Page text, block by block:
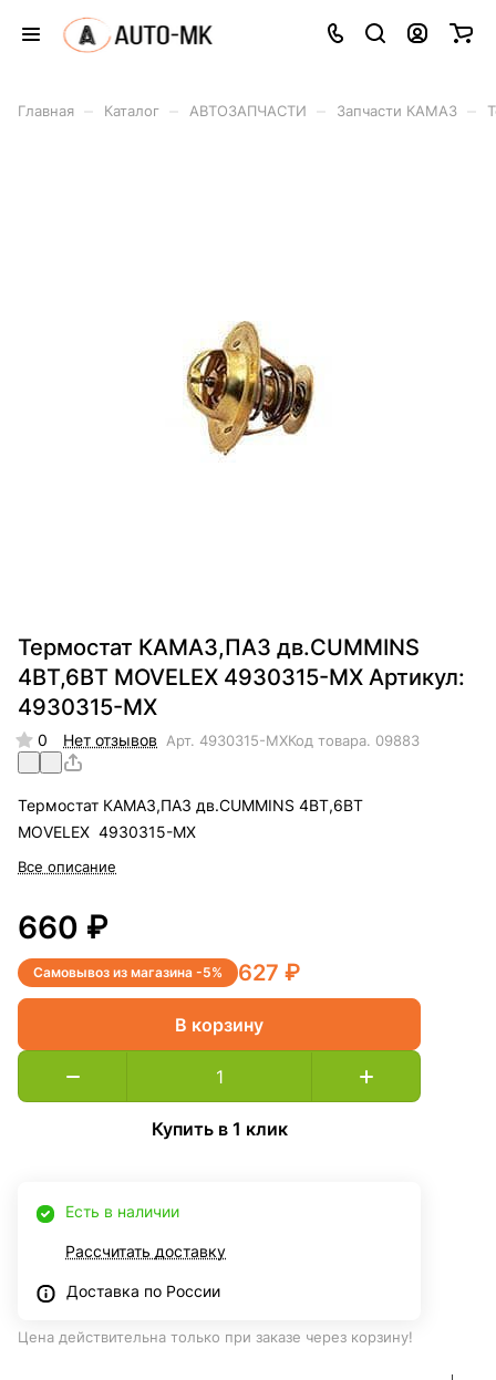
Главная Каталог АВТОЗАПЧАСТИ Запчасти КАМАЗ
Термостат КАМАЗ,ПАЗ дв.CUMMINS
4BT,6BT MOVELEX 4930315-MX Артикул:
4930315-MX
0 Нет отзывов Арт. 4930315-MXКод товара. 09883
Термостат КАМАЗ,ПАЗ дв.CUMMINS 4BT,6BT
MOVELEX 4930315-MX
Все описание
660 ₽
Самовывоз из магазина -5% 627 ₽
В корзину
Купить в 1 клик
Есть в наличии
Рассчитать доставку
Доставка по России
Цена действительна только при заказе через корзину!